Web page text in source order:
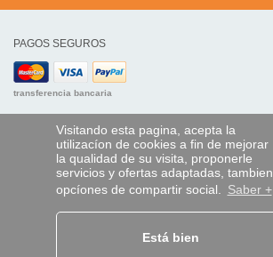
Visitando esta pagina, acepta la
utilizacíon de cookies a fin de mejorar
la qualidad de su visita, proponerle
servicios y ofertas adaptadas, tambien
opcíones de compartir social. Saber +
Está bien
PAGOS SEGUROS
transferencia bancaria
AYUDA Y SERVICIOS
Localice su envío
MANDO EXPRESS
¿Quiénes somos?